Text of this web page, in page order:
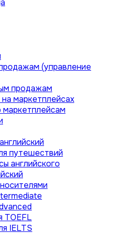
(управление
продажам
маркетплейсах
путешествий
английского
TOEFL
IELTS